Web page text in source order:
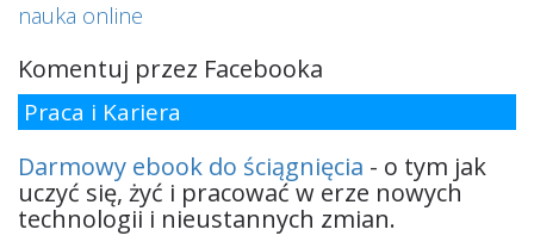
nauka online
Komentuj przez Facebooka
Praca i Kariera
Darmowy ebook do ściągnięcia - o tym jak
uczyć się, żyć i pracować w erze nowych
technologii i nieustannych zmian.